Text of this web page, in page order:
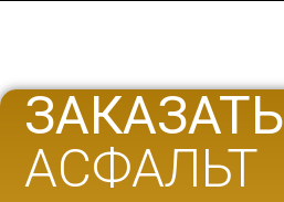
ЗАКАЗАТЬ
АСФАЛЬТ